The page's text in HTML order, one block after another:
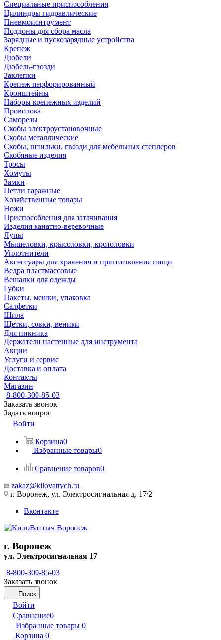
Специальные приспособления
Цилиндры гидравлические
Пневмоиснтрумент
Поддоны для сбора масла
Зарядные и пускозарядные устройства
Крепеж
Дюбели
Дюбель-гвозди
Заклепки
Крепеж перфорированный
Кронштейны
Наборы крепежных изделий
Проволока
Саморезы
Скобы электроустановочные
Скобы металлические
Скобы, шпильки, гвозди для мебельных степлеров
Скобяные изделия
Тросы
Хомуты
Замки
Петли гаражные
Хозяйственные товары
Ножи
Приспособления для затачивания
Изделия канатно-веревочные
Лупы
Мышеловки, крысоловки, кротоловки
Уплотнители
Аксессуары для хранения и приготовления пищи
Ведра пластмассовые
Вешалки для одежды
Губки
Пакеты, мешки, упаковка
Салфетки
Шила
Щетки, совки, веники
Для пикника
Держатели настенные для инструмента
Акции
Услуги и сервис
Доставка и оплата
Контакты
Магазин
8-800-300-85-03
Заказать звонок
Задать вопрос
Войти
Корзина0
Избранные товары0
Сравнение товаров0
zakaz@kilovattych.ru
г. Воронеж, ул. Электросигнальная д. 17/2
Вконтакте
г. Воронеж
ул. Электросигнальная 17
8-800-300-85-03
Заказать звонок
Поиск
Войти
Сравнение0
Избранные товары 0
Корзина 0